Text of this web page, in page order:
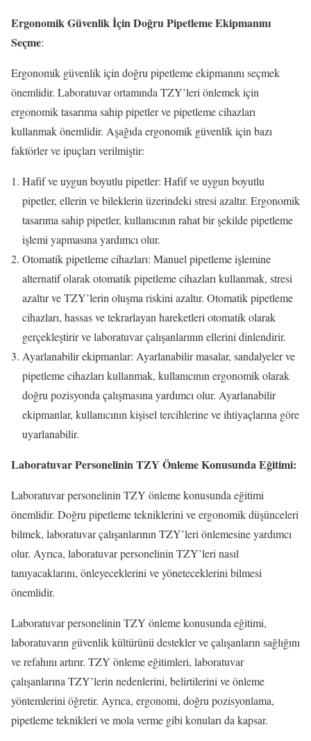
Ergonomik Güvenlik İçin Doğru Pipetleme Ekipmanını
Seçme:
Ergonomik güvenlik için doğru pipetleme ekipmanını seçmek
önemlidir. Laboratuvar ortamında TZY’leri önlemek için
ergonomik tasarıma sahip pipetler ve pipetleme cihazları
kullanmak önemlidir. Aşağıda ergonomik güvenlik için bazı
faktörler ve ipuçları verilmiştir:
Hafif ve uygun boyutlu pipetler: Hafif ve uygun boyutlu
pipetler, ellerin ve bileklerin üzerindeki stresi azaltır. Ergonomik
tasarıma sahip pipetler, kullanıcının rahat bir şekilde pipetleme
işlemi yapmasına yardımcı olur.
Otomatik pipetleme cihazları: Manuel pipetleme işlemine
alternatif olarak otomatik pipetleme cihazları kullanmak, stresi
azaltır ve TZY’lerin oluşma riskini azaltır. Otomatik pipetleme
cihazları, hassas ve tekrarlayan hareketleri otomatik olarak
gerçekleştirir ve laboratuvar çalışanlarının ellerini dinlendirir.
Ayarlanabilir ekipmanlar: Ayarlanabilir masalar, sandalyeler ve
pipetleme cihazları kullanmak, kullanıcının ergonomik olarak
doğru pozisyonda çalışmasına yardımcı olur. Ayarlanabilir
ekipmanlar, kullanıcının kişisel tercihlerine ve ihtiyaçlarına göre
uyarlanabilir.
Laboratuvar Personelinin TZY Önleme Konusunda Eğitimi:
Laboratuvar personelinin TZY önleme konusunda eğitimi
önemlidir. Doğru pipetleme tekniklerini ve ergonomik düşünceleri
bilmek, laboratuvar çalışanlarının TZY’leri önlemesine yardımcı
olur. Ayrıca, laboratuvar personelinin TZY’leri nasıl
tanıyacaklarını, önleyeceklerini ve yöneteceklerini bilmesi
önemlidir.
Laboratuvar personelinin TZY önleme konusunda eğitimi,
laboratuvarın güvenlik kültürünü destekler ve çalışanların sağlığını
ve refahını artırır. TZY önleme eğitimleri, laboratuvar
çalışanlarına TZY’lerin nedenlerini, belirtilerini ve önleme
yöntemlerini öğretir. Ayrıca, ergonomi, doğru pozisyonlama,
pipetleme teknikleri ve mola verme gibi konuları da kapsar.